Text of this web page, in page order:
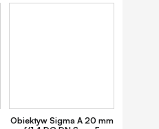
Obiektyw Sigma A 20 mm